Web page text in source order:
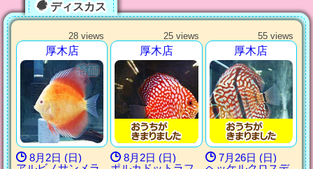
ディスカス
28 views
厚木店
8月2日 (日)
25 views
厚木店
8月2日 (日)
55 views
厚木店
7月26日 (日)